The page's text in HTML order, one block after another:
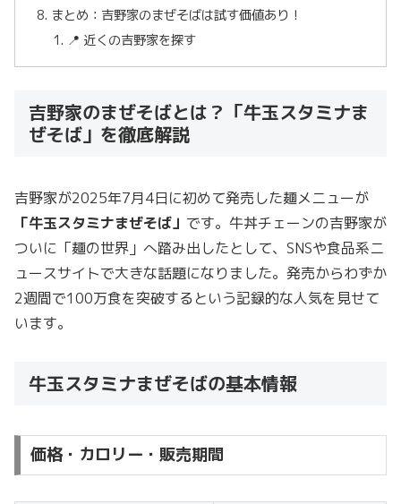
まとめ：吉野家のまぜそばは試す価値あり！
📍 近くの吉野家を探す
吉野家のまぜそばとは？「牛玉スタミナま
ぜそば」を徹底解説
吉野家が2025年7月4日に初めて発売した麺メニューが
「牛玉スタミナまぜそば」 です。牛丼チェーンの吉野家が
ついに「麺の世界」へ踏み出したとして、SNSや食品系ニ
ュースサイトで大きな話題になりました。発売からわずか
2週間で100万食を突破するという記録的な人気を見せて
います。
牛玉スタミナまぜそばの基本情報
価格・カロリー・販売期間